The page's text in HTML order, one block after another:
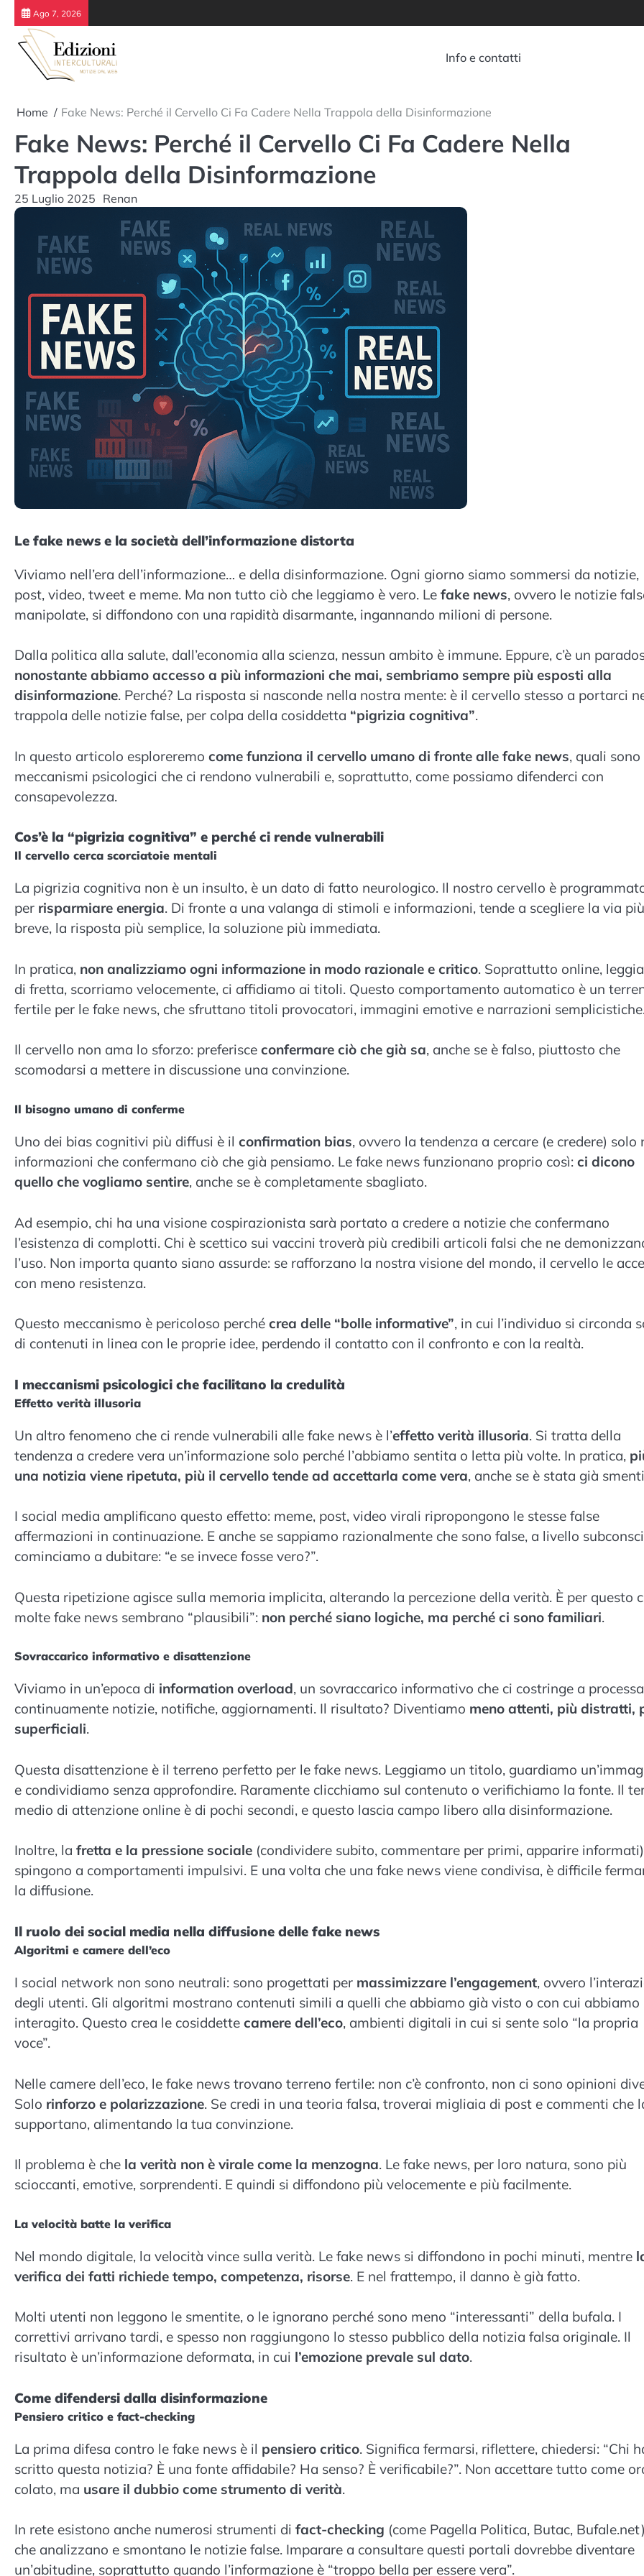
Skip
content
Ago 7, 2026
Info e contatti
Home Fake News: Perché il Cervello Ci Fa Cadere Nella Trappola della Disinformazione
Fake News: Perché il Cervello Ci Fa Cadere Nella
Trappola della Disinformazione
25 Luglio 2025 Renan
Le fake news e la società dell’informazione distorta
Viviamo nell’era dell’informazione… e della disinformazione. Ogni giorno siamo sommersi da notizie,
post, video, tweet e meme. Ma non tutto ciò che leggiamo è vero. Le fake news, ovvero le notizie
manipolate, si diffondono con una rapidità disarmante, ingannando milioni di persone.
Dalla politica alla salute, dall’economia alla scienza, nessun ambito è immune. Eppure, c’è un
nonostante abbiamo accesso a più informazioni che mai, sembriamo sempre più esposti alla
disinformazione. Perché? La risposta si nasconde nella nostra mente: è il cervello stesso a portarci
trappola delle notizie false, per colpa della cosiddetta “pigrizia cognitiva”.
In questo articolo esploreremo come funziona il cervello umano di fronte alle fake news, quali sono
meccanismi psicologici che ci rendono vulnerabili e, soprattutto, come possiamo difenderci con
consapevolezza.
Cos’è la “pigrizia cognitiva” e perché ci rende vulnerabili
Il cervello cerca scorciatoie mentali
La pigrizia cognitiva non è un insulto, è un dato di fatto neurologico. Il nostro cervello è
per risparmiare energia. Di fronte a una valanga di stimoli e informazioni, tende a scegliere la via più
breve, la risposta più semplice, la soluzione più immediata.
In pratica, non analizziamo ogni informazione in modo razionale e critico. Soprattutto online,
di fretta, scorriamo velocemente, ci affidiamo ai titoli. Questo comportamento automatico è un
fertile per le fake news, che sfruttano titoli provocatori, immagini emotive e narrazioni
Il cervello non ama lo sforzo: preferisce confermare ciò che già sa, anche se è falso, piuttosto che
scomodarsi a mettere in discussione una convinzione.
Il bisogno umano di conferme
Uno dei bias cognitivi più diffusi è il confirmation bias, ovvero la tendenza a cercare (e credere) solo
informazioni che confermano ciò che già pensiamo. Le fake news funzionano proprio così: ci dicono
quello che vogliamo sentire, anche se è completamente sbagliato.
Ad esempio, chi ha una visione cospirazionista sarà portato a credere a notizie che confermano
l’esistenza di complotti. Chi è scettico sui vaccini troverà più credibili articoli falsi che ne
l’uso. Non importa quanto siano assurde: se rafforzano la nostra visione del mondo, il cervello le
con meno resistenza.
Questo meccanismo è pericoloso perché crea delle “bolle informative”, in cui l’individuo si circonda
di contenuti in linea con le proprie idee, perdendo il contatto con il confronto e con la realtà.
I meccanismi psicologici che facilitano la credulità
Effetto verità illusoria
Un altro fenomeno che ci rende vulnerabili alle fake news è l’effetto verità illusoria. Si tratta della
tendenza a credere vera un’informazione solo perché l’abbiamo sentita o letta più volte. In pratica,
una notizia viene ripetuta, più il cervello tende ad accettarla come vera, anche se è stata già
I social media amplificano questo effetto: meme, post, video virali ripropongono le stesse false
affermazioni in continuazione. E anche se sappiamo razionalmente che sono false, a livello
cominciamo a dubitare: “e se invece fosse vero?”.
Questa ripetizione agisce sulla memoria implicita, alterando la percezione della verità. È per questo
molte fake news sembrano “plausibili”: non perché siano logiche, ma perché ci sono familiari.
Sovraccarico informativo e disattenzione
Viviamo in un’epoca di information overload, un sovraccarico informativo che ci costringe a
continuamente notizie, notifiche, aggiornamenti. Il risultato? Diventiamo meno attenti, più distratti,
superficiali.
Questa disattenzione è il terreno perfetto per le fake news. Leggiamo un titolo, guardiamo
e condividiamo senza approfondire. Raramente clicchiamo sul contenuto o verifichiamo la fonte. Il
medio di attenzione online è di pochi secondi, e questo lascia campo libero alla disinformazione.
Inoltre, la fretta e la pressione sociale (condividere subito, commentare per primi, apparire
spingono a comportamenti impulsivi. E una volta che una fake news viene condivisa, è difficile
la diffusione.
Il ruolo dei social media nella diffusione delle fake news
Algoritmi e camere dell’eco
I social network non sono neutrali: sono progettati per massimizzare l’engagement, ovvero
degli utenti. Gli algoritmi mostrano contenuti simili a quelli che abbiamo già visto o con cui abbiamo
interagito. Questo crea le cosiddette camere dell’eco, ambienti digitali in cui si sente solo “la propria
voce”.
Nelle camere dell’eco, le fake news trovano terreno fertile: non c’è confronto, non ci sono opinioni
Solo rinforzo e polarizzazione. Se credi in una teoria falsa, troverai migliaia di post e commenti che
supportano, alimentando la tua convinzione.
Il problema è che la verità non è virale come la menzogna. Le fake news, per loro natura, sono più
scioccanti, emotive, sorprendenti. E quindi si diffondono più velocemente e più facilmente.
La velocità batte la verifica
Nel mondo digitale, la velocità vince sulla verità. Le fake news si diffondono in pochi minuti, mentre
verifica dei fatti richiede tempo, competenza, risorse. E nel frattempo, il danno è già fatto.
Molti utenti non leggono le smentite, o le ignorano perché sono meno “interessanti” della bufala. I
correttivi arrivano tardi, e spesso non raggiungono lo stesso pubblico della notizia falsa originale. Il
risultato è un’informazione deformata, in cui l’emozione prevale sul dato.
Come difendersi dalla disinformazione
Pensiero critico e fact-checking
La prima difesa contro le fake news è il pensiero critico. Significa fermarsi, riflettere, chiedersi: “Chi
scritto questa notizia? È una fonte affidabile? Ha senso? È verificabile?”. Non accettare tutto come
colato, ma usare il dubbio come strumento di verità.
In rete esistono anche numerosi strumenti di fact-checking (come Pagella Politica, Butac,
che analizzano e smontano le notizie false. Imparare a consultare questi portali dovrebbe diventare
un’abitudine, soprattutto quando l’informazione è “troppo bella per essere vera”.